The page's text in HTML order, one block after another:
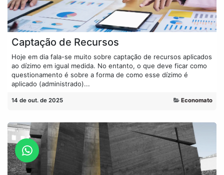
Captação de Recursos
Hoje em dia fala-se muito sobre captação de recursos aplicados
ao dízimo em igual medida. No entanto, o que deve ficar como
questionamento é sobre a forma de como esse dízimo é
aplicado (administrado)...
14 de out. de 2025 Economato